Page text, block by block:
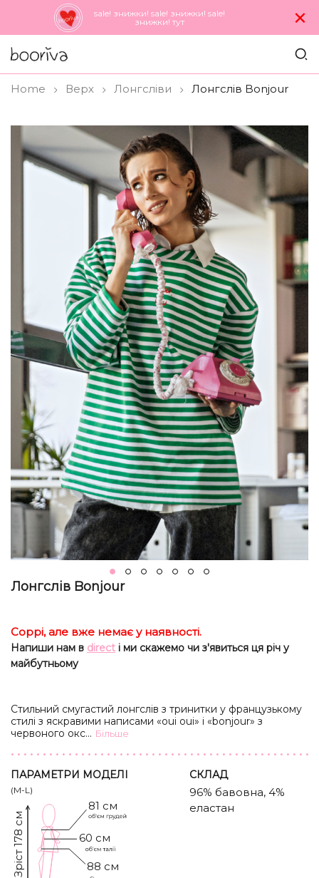
sale! знижки! sale! знижки! sale!
знижки! тут
×
Home Верх Лонгсліви Лонгслів Bonjour
Лонгслів Bonjour
Соррі, але вже немає у наявності.
Напиши нам в direct і ми скажемо чи з'явиться ця річ у
майбутньому
Стильний смугастий лонгслів з тринитки у французькому
стилі з яскравими написами «oui oui» і «bonjour» з
червоного оксамиту.
... Бiльше
ПАРАМЕТРИ МОДЕЛІ
(M-L)
81 см
Зріст 178 см 60 см
88 см
CКЛАД
96% бавовна, 4%
еластан